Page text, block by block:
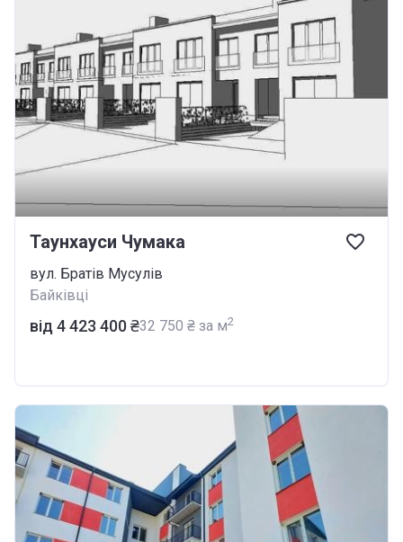
Таунхауси Чумака
вул. Братів Мусулів
Байківці
від ‍4 423 400 ₴‍32 750 ₴ за м2